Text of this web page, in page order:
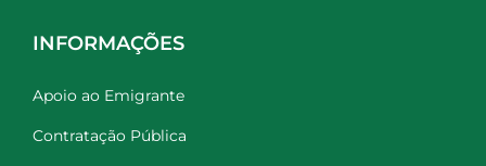
INFORMAÇÕES
Apoio ao Emigrante
Contratação Pública